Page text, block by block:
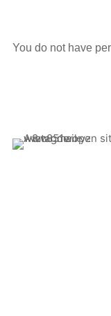
You do not have